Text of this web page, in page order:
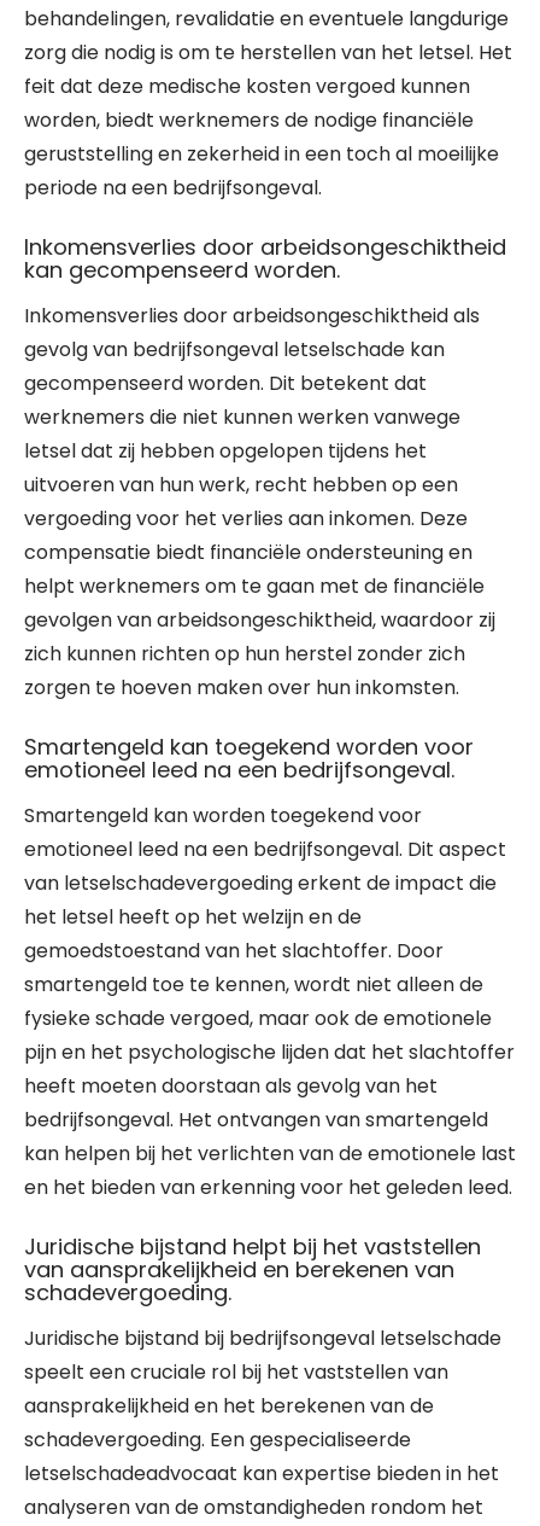
behandelingen, revalidatie en eventuele langdurige
zorg die nodig is om te herstellen van het letsel. Het
feit dat deze medische kosten vergoed kunnen
worden, biedt werknemers de nodige financiële
geruststelling en zekerheid in een toch al moeilijke
periode na een bedrijfsongeval.
Inkomensverlies door arbeidsongeschiktheid
kan gecompenseerd worden.
Inkomensverlies door arbeidsongeschiktheid als
gevolg van bedrijfsongeval letselschade kan
gecompenseerd worden. Dit betekent dat
werknemers die niet kunnen werken vanwege
letsel dat zij hebben opgelopen tijdens het
uitvoeren van hun werk, recht hebben op een
vergoeding voor het verlies aan inkomen. Deze
compensatie biedt financiële ondersteuning en
helpt werknemers om te gaan met de financiële
gevolgen van arbeidsongeschiktheid, waardoor zij
zich kunnen richten op hun herstel zonder zich
zorgen te hoeven maken over hun inkomsten.
Smartengeld kan toegekend worden voor
emotioneel leed na een bedrijfsongeval.
Smartengeld kan worden toegekend voor
emotioneel leed na een bedrijfsongeval. Dit aspect
van letselschadevergoeding erkent de impact die
het letsel heeft op het welzijn en de
gemoedstoestand van het slachtoffer. Door
smartengeld toe te kennen, wordt niet alleen de
fysieke schade vergoed, maar ook de emotionele
pijn en het psychologische lijden dat het slachtoffer
heeft moeten doorstaan als gevolg van het
bedrijfsongeval. Het ontvangen van smartengeld
kan helpen bij het verlichten van de emotionele last
en het bieden van erkenning voor het geleden leed.
Juridische bijstand helpt bij het vaststellen
van aansprakelijkheid en berekenen van
schadevergoeding.
Juridische bijstand bij bedrijfsongeval letselschade
speelt een cruciale rol bij het vaststellen van
aansprakelijkheid en het berekenen van de
schadevergoeding. Een gespecialiseerde
letselschadeadvocaat kan expertise bieden in het
analyseren van de omstandigheden rondom het